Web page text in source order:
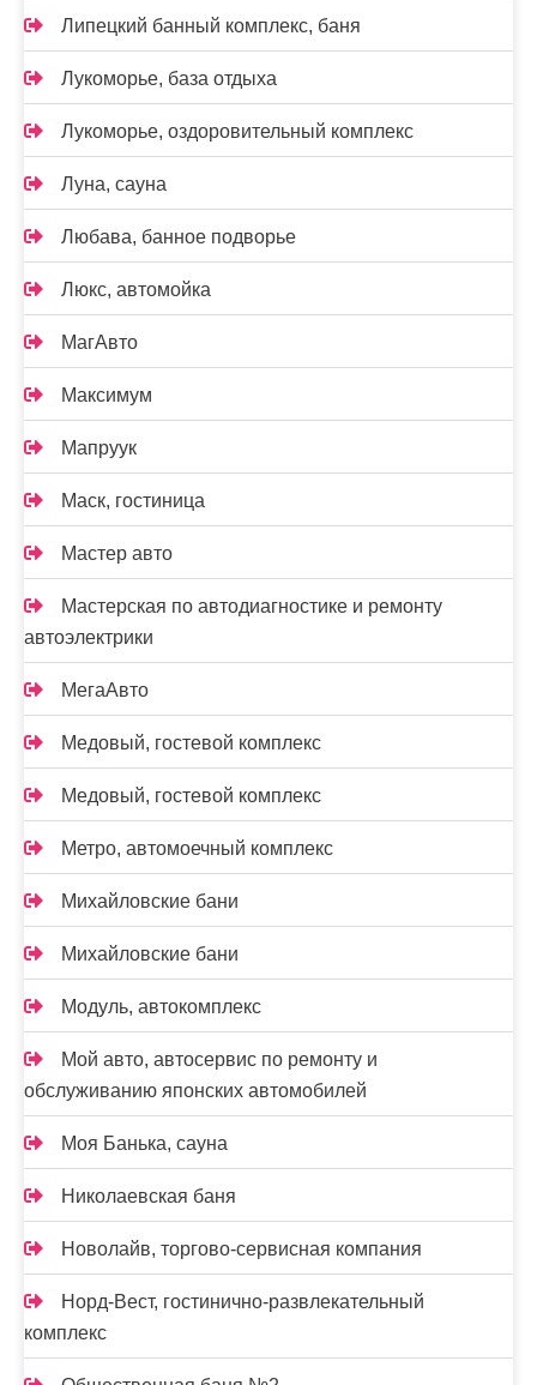
Липецкий банный комплекс, баня
Лукоморье, база отдыха
Лукоморье, оздоровительный комплекс
Луна, сауна
Любава, банное подворье
Люкс, автомойка
МагАвто
Максимум
Мапруук
Маск, гостиница
Мастер авто
Мастерская по автодиагностике и ремонту
автоэлектрики
МегаАвто
Медовый, гостевой комплекс
Медовый, гостевой комплекс
Метро, автомоечный комплекс
Михайловские бани
Михайловские бани
Модуль, автокомплекс
Мой авто, автосервис по ремонту и
обслуживанию японских автомобилей
Моя Банька, сауна
Николаевская баня
Новолайв, торгово-сервисная компания
Норд-Вест, гостинично-развлекательный
комплекс